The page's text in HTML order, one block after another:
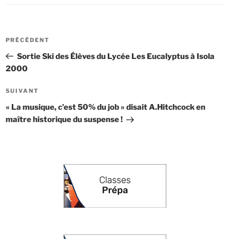
Navigation
l’article
Article
précédent
PRÉCÉDENT
Sortie Ski des Élèves du Lycée Les Eucalyptus à Isola
2000
Article
suivant
SUIVANT
« La musique, c’est 50% du job » disait A.Hitchcock en
maître historique du suspense !